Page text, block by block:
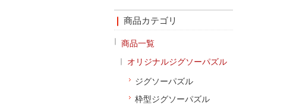
商品カテゴリ
商品一覧
オリジナルジグソーパズル
ジグソーパズル
枠型ジグソーパズル